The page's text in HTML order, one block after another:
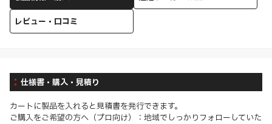
レビュー・口コミ
仕様書・購入・見積り
カートに製品を入れると見積書を発行できます。
ご購入をご希望の方へ（プロ向け）：地域でしっかりフォローしていた